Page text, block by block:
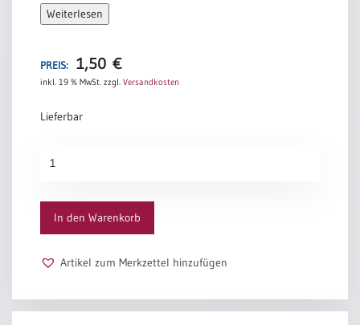
Und wird auch mal der Himmel grauer;
Den freut es, wenn ein Regenschauer
Mit Sturm und Blitz vorüberzieht.
Weiterlesen
PREIS: 1,50 €
inkl. 19 % MwSt. zzgl. Versandkosten
Lieferbar
Menge
In den Warenkorb
Artikel zum Merkzettel hinzufügen